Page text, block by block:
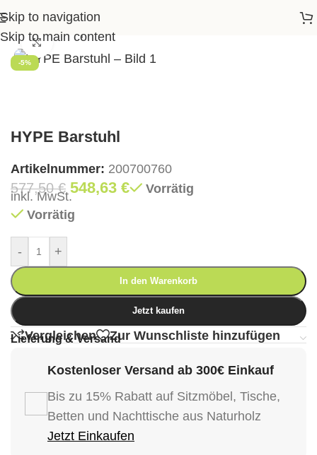
Skip to navigation
Skip to main content
>Shop>Essen
-5%
Klick zum Vergrößern
HYPE Barstuhl
Artikelnummer: 200700760
577,50€ 548,63 € Vorrätig
inkl. MwSt.
Vorrätig
- +
In den Warenkorb
Jetzt kaufen
Vergleichen Zur Wunschliste hinzufügen
Lieferung & Versand
Kostenloser Versand ab 300€ Einkauf
Bis zu 15% Rabatt auf Sitzmöbel, Tische,
Betten und Nachttische aus Naturholz
Jetzt Einkaufen